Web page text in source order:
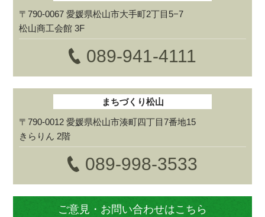
〒790-0067 愛媛県松山市大手町2丁目5−7
松山商工会館 3F
089-941-4111
まちづくり松山
〒790-0012 愛媛県松山市湊町四丁目7番地15
きらりん 2階
089-998-3533
ご意見・お問い合わせはこちら